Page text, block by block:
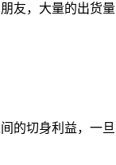
友，大量的出货量
的切身利益，一旦